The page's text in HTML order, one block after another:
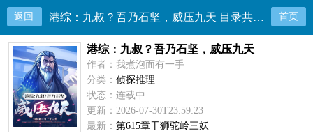
返回 港综：九叔？吾乃石坚，威压九天 目录共615章 首页
港综：九叔？吾乃石坚，威压九天
作者：我煮泡面有一手
分类：侦探推理
状态：连载中
更新：2026-07-30T23:59:23
最新：第615章干狮驼岭三妖